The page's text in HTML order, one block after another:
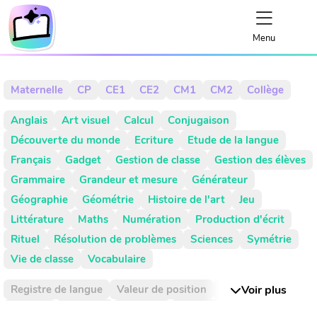
Menu
Maternelle CP CE1 CE2 CM1 CM2 Collège
Anglais Art visuel Calcul
Conjugaison
Découverte du monde
Ecriture
Etude de la langue
Français
Gadget Gestion de classe
Gestion des élèves
Grammaire
Grandeur et mesure
Générateur
Géographie
Géométrie Histoire de l'art
Jeu
Littérature
Maths Numération
Production d'écrit
Rituel
Résolution de problèmes Sciences
Symétrie
Vie de classe
Vocabulaire
Registre de langue Valeur de position
Absence
Voir plus